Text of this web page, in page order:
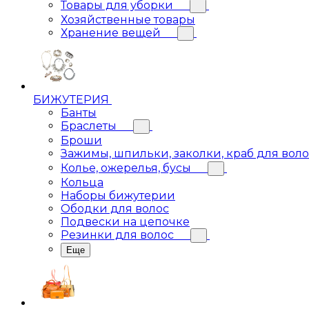
Товары для уборки
Хозяйственные товары
Хранение вещей
БИЖУТЕРИЯ
Банты
Браслеты
Броши
Зажимы, шпильки, заколки, краб для
Колье, ожерелья, бусы
Кольца
Наборы бижутерии
Ободки для волос
Подвески на цепочке
Резинки для волос
Еще